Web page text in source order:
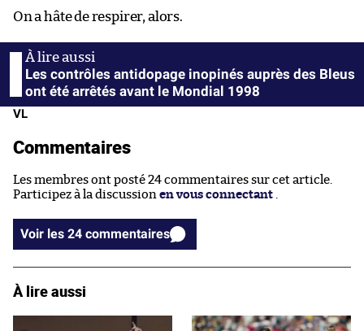
On a hâte de respirer, alors.
Les contrôles antidopage inopinés auprès des Bleus
ont été arrêtés avant le Mondial 1998
VL
Commentaires
Les membres ont posté 24 commentaires sur cet article.
Participez à la discussion en vous connectant
Voir les 24 commentaires
À lire aussi